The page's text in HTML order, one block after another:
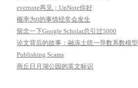
evernote再见；UpNote你好
概率为0的事情经常会发生
留念一下Google Scholar总引过5000
论文背后的故事：融冻土统一导数系数模型
Publishing Scams
商丘日月湖公园的英文标识